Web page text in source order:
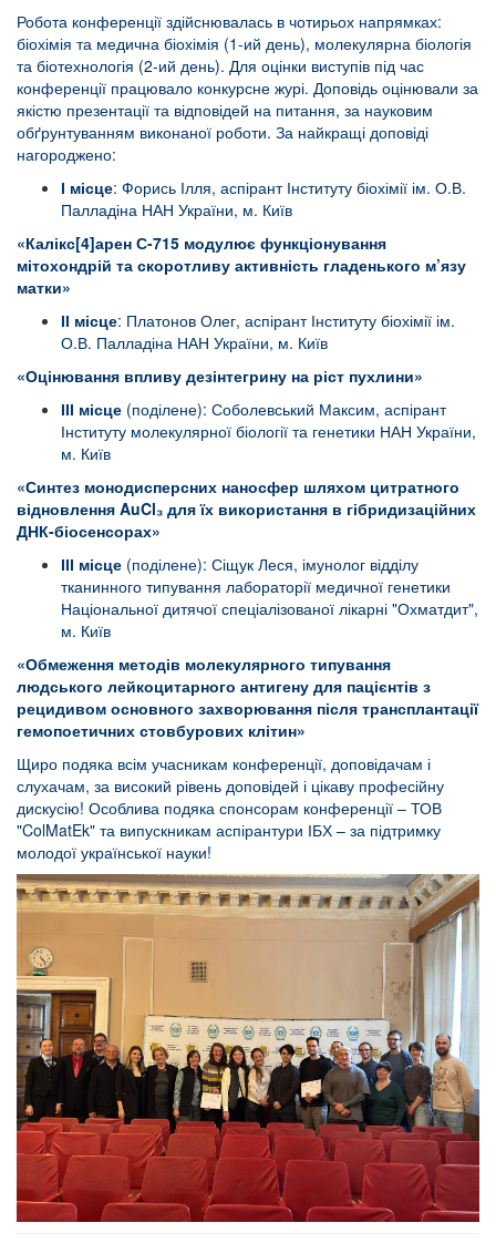
Робота конференції здійснювалась в чотирьох напрямках:
біохімія та медична біохімія (1-ий день), молекулярна біологія
та біотехнологія (2-ий день). Для оцінки виступів під час
конференції працювало конкурсне журі. Доповідь оцінювали за
якістю презентації та відповідей на питання, за науковим
обґрунтуванням виконаної роботи. За найкращі доповіді
нагороджено:
І місце: Форись Ілля, аспірант Інституту біохімії ім. О.В.
Палладіна НАН України, м. Київ
«Калікс[4]арен С-715 модулює функціонування
мітохондрій та скоротливу активність гладенького м’язу
матки»
ІІ місце: Платонов Олег, аспірант Інституту біохімії ім.
О.В. Палладіна НАН України, м. Київ
«Оцінювання впливу дезінтегрину на ріст пухлини»
ІІІ місце (поділене): Соболевський Максим, аспірант
Інституту молекулярної біології та генетики НАН України,
м. Київ
«Синтез монодисперсних наносфер шляхом цитратного
відновлення AuCl₃ для їх використання в гібридизаційних
ДНК-біосенсорах»
ІІІ місце (поділене): Сіщук Леся, імунолог відділу
тканинного типування лабораторії медичної генетики
Національної дитячої спеціалізованої лікарні "Охматдит",
м. Київ
«Обмеження методів молекулярного типування
людського лейкоцитарного антигену для пацієнтів з
рецидивом основного захворювання після трансплантації
гемопоетичних стовбурових клітин»
Щиро подяка всім учасникам конференції, доповідачам і
слухачам, за високий рівень доповідей і цікаву професійну
дискусію! Особлива подяка спонсорам конференції – ТОВ
"ColMatEk" та випускникам аспірантури ІБХ – за підтримку
молодої української науки!